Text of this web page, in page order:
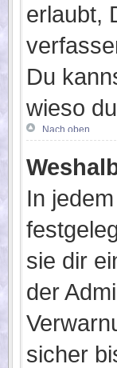
erlaubt,
Du
wieso
Nach oben
In
sie dir
der
sicher